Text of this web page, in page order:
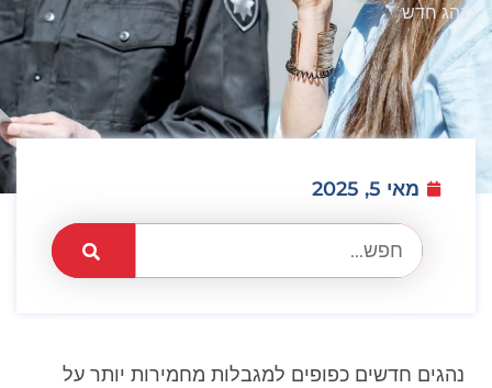
כנהג חדש
מאי 5, 2025
נהגים חדשים כפופים למגבלות מחמירות יותר על